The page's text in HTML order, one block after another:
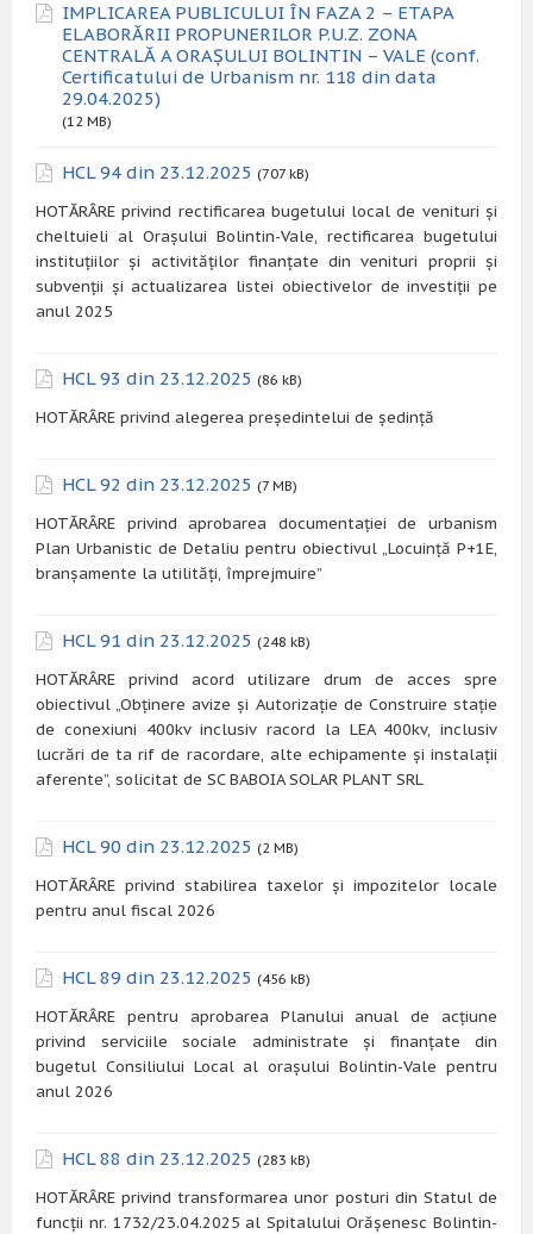
IMPLICAREA PUBLICULUI ÎN FAZA 2 – ETAPA
ELABORĂRII PROPUNERILOR P.U.Z. ZONA
CENTRALĂ A ORAȘULUI BOLINTIN – VALE (conf.
Certificatului de Urbanism nr. 118 din data
29.04.2025)
(12 MB)
HCL 94 din 23.12.2025 (707 kB)
HOTĂRÂRE privind rectificarea bugetului local de venituri și
cheltuieli al Orașului Bolintin-Vale, rectificarea bugetului
instituțiilor și activităților finanțate din venituri proprii și
subvenții și actualizarea listei obiectivelor de investiții pe
anul 2025
HCL 93 din 23.12.2025 (86 kB)
HOTĂRÂRE privind alegerea președintelui de ședință
HCL 92 din 23.12.2025 (7 MB)
HOTĂRÂRE privind aprobarea documentației de urbanism
Plan Urbanistic de Detaliu pentru obiectivul „Locuință P+1E,
branșamente la utilități, împrejmuire”
HCL 91 din 23.12.2025 (248 kB)
HOTĂRÂRE privind acord utilizare drum de acces spre
obiectivul „Obținere avize și Autorizație de Construire stație
de conexiuni 400kv inclusiv racord la LEA 400kv, inclusiv
lucrări de ta rif de racordare, alte echipamente și instalații
aferente”, solicitat de SC BABOIA SOLAR PLANT SRL
HCL 90 din 23.12.2025 (2 MB)
HOTĂRÂRE privind stabilirea taxelor și impozitelor locale
pentru anul fiscal 2026
HCL 89 din 23.12.2025 (456 kB)
HOTĂRÂRE pentru aprobarea Planului anual de acțiune
privind serviciile sociale administrate și finanțate din
bugetul Consiliului Local al orașului Bolintin-Vale pentru
anul 2026
HCL 88 din 23.12.2025 (283 kB)
HOTĂRÂRE privind transformarea unor posturi din Statul de
funcții nr. 1732/23.04.2025 al Spitalului Orășenesc Bolintin-